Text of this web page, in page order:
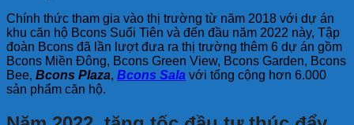
Chính thức tham gia vào thị trường từ năm 2018 với dự án
khu căn hộ Bcons Suối Tiên và đến đầu năm 2022 này, Tập
đoàn Bcons đã lần lượt đưa ra thị trường thêm 6 dự án gồm
Bcons Miền Đông, Bcons Green View, Bcons Garden, Bcons
Bee, Bcons Plaza, Bcons Sala với tổng cộng hơn 6.000
sản phẩm căn hộ.